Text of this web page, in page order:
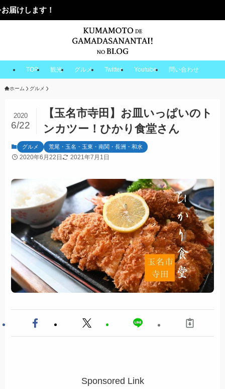
TOP 観光 グルメ Twitter Youtube 問い合わせ
ホーム グルメ
【玉名市寺田】お皿いっぱいのト
ンカツー！ひかり食堂さん
2020
6/22
グルメ 荒尾・玉名・玉東・南関・長洲・和水
2020年6月22日 2021年7月1日
Sponsored Link